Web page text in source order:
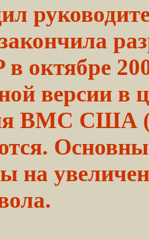
в октябре
версии в
ВМС США
на